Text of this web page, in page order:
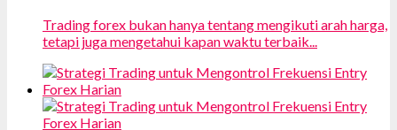
Trading forex bukan hanya tentang mengikuti arah harga,
tetapi juga mengetahui kapan waktu terbaik...